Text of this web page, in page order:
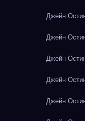
Джейн
Джейн
Джейн
Джейн
Джейн